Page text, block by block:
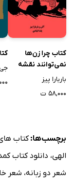
کتاب چرا زن‌ها
نمی‌توانند نقشه
بخوانند؟
باربارا پیز
۵۸,۰۰۰ ت
برچسب‌ها:کتاب
الهی، دانلود کتاب
شعر دو زبانه، شعر